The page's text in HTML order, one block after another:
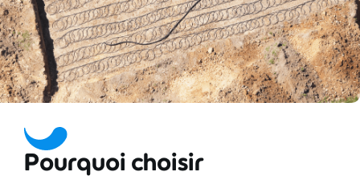
Pourquoi choisir